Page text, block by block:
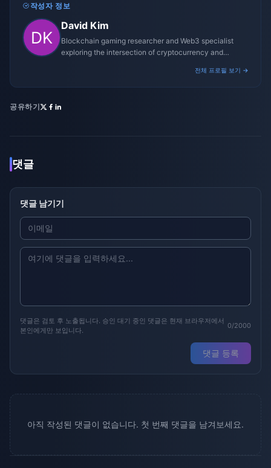
작성자 정보
David Kim
Blockchain gaming researcher and Web3 specialist
exploring the intersection of cryptocurrency and
전체 프로필 보기 →
공유하기
댓글
댓글 남기기
댓글은 검토 후 노출됩니다. 승인 대기 중인 댓글은 현재 브라우저에서
본인에게만 보입니다.
0/2000
댓글 등록
아직 작성된 댓글이 없습니다. 첫 번째 댓글을 남겨보세요.